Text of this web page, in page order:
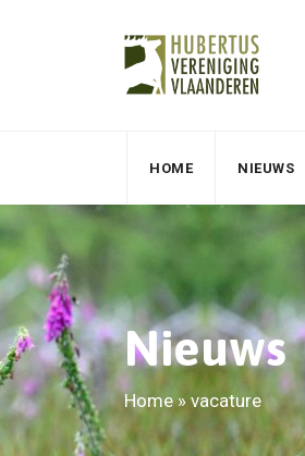
HOME NIEUWS
Nieuws
Home» vacature